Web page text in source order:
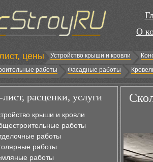
О
цены Устройство крыши и кровли
работы
Фасадные работы
расценки, услуги
крыши и кровли
работы
работы
работы
работы